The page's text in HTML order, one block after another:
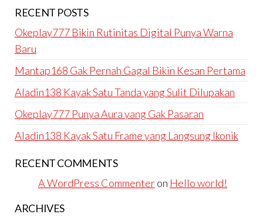
RECENT POSTS
Okeplay777 Bikin Rutinitas Digital Punya Warna
Baru
Mantap168 Gak Pernah Gagal Bikin Kesan Pertama
Aladin138 Kayak Satu Tanda yang Sulit Dilupakan
Okeplay777 Punya Aura yang Gak Pasaran
Aladin138 Kayak Satu Frame yang Langsung Ikonik
RECENT COMMENTS
A WordPress Commenteron Hello world!
ARCHIVES